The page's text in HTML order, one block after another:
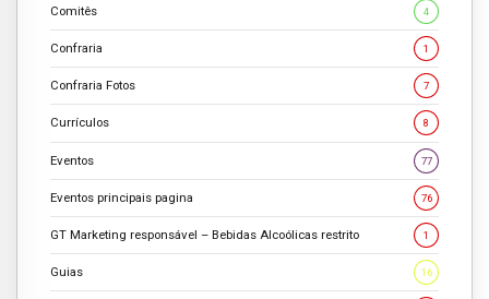
Comitês 4
Confraria 1
Confraria Fotos 7
Currículos 8
Eventos 77
Eventos principais pagina 76
GT Marketing responsável – Bebidas Alcoólicas restrito 1
Guias 16